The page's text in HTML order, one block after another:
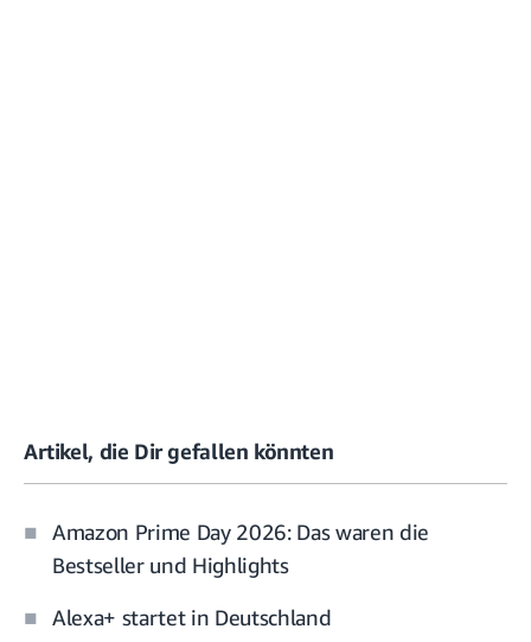
Artikel, die Dir gefallen könnten
Amazon Prime Day 2026: Das waren die
Bestseller und Highlights
Alexa+ startet in Deutschland